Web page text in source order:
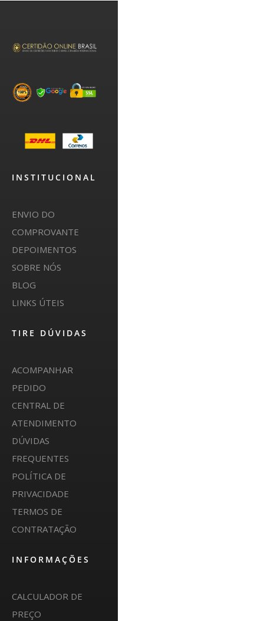
INSTITUCIONAL
ENVIO DO
COMPROVANTE
DEPOIMENTOS
SOBRE NÓS
BLOG
LINKS ÚTEIS
TIRE DÚVIDAS
ACOMPANHAR
PEDIDO
CENTRAL DE
ATENDIMENTO
DÚVIDAS
FREQUENTES
POLÍTICA DE
PRIVACIDADE
TERMOS DE
CONTRATAÇÃO
INFORMAÇÕES
CALCULADOR DE
PREÇO